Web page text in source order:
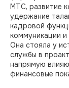
МТС, развитие
удержание
кадровой
коммуникации
Она стояла у
службы в
напрямую
финансовые